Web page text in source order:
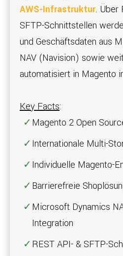
AWS-Infrastruktur. Über
SFTP-Schnittstellen
und Geschäftsdaten aus
NAV (Navision) sowie
automatisiert in Magento
Key Facts:
Magento 2 Open
Internationale Multi-
Individuelle Magento-
Barrierefreie
Microsoft Dynamics
Integration
REST API- & SFTP-